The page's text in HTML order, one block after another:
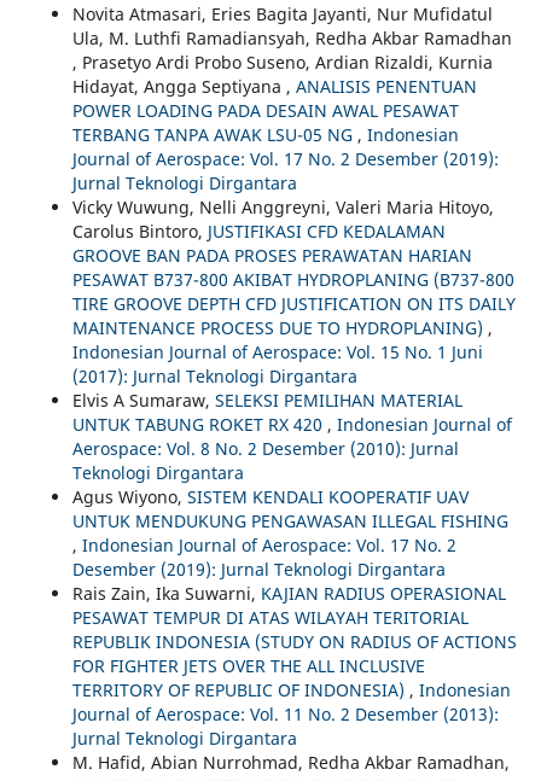
Novita Atmasari, Eries Bagita Jayanti, Nur Mufidatul
Ula, M. Luthfi Ramadiansyah, Redha Akbar Ramadhan
, Prasetyo Ardi Probo Suseno, Ardian Rizaldi, Kurnia
Hidayat, Angga Septiyana , ANALISIS PENENTUAN
POWER LOADING PADA DESAIN AWAL PESAWAT
TERBANG TANPA AWAK LSU-05 NG , Indonesian
Journal of Aerospace: Vol. 17 No. 2 Desember (2019):
Jurnal Teknologi Dirgantara
Vicky Wuwung, Nelli Anggreyni, Valeri Maria Hitoyo,
Carolus Bintoro, JUSTIFIKASI CFD KEDALAMAN
GROOVE BAN PADA PROSES PERAWATAN HARIAN
PESAWAT B737-800 AKIBAT HYDROPLANING (B737-800
TIRE GROOVE DEPTH CFD JUSTIFICATION ON ITS DAILY
MAINTENANCE PROCESS DUE TO HYDROPLANING) ,
Indonesian Journal of Aerospace: Vol. 15 No. 1 Juni
(2017): Jurnal Teknologi Dirgantara
Elvis A Sumaraw, SELEKSI PEMILIHAN MATERIAL
UNTUK TABUNG ROKET RX 420 , Indonesian Journal of
Aerospace: Vol. 8 No. 2 Desember (2010): Jurnal
Teknologi Dirgantara
Agus Wiyono, SISTEM KENDALI KOOPERATIF UAV
UNTUK MENDUKUNG PENGAWASAN ILLEGAL FISHING
, Indonesian Journal of Aerospace: Vol. 17 No. 2
Desember (2019): Jurnal Teknologi Dirgantara
Rais Zain, Ika Suwarni, KAJIAN RADIUS OPERASIONAL
PESAWAT TEMPUR DI ATAS WILAYAH TERITORIAL
REPUBLIK INDONESIA (STUDY ON RADIUS OF ACTIONS
FOR FIGHTER JETS OVER THE ALL INCLUSIVE
TERRITORY OF REPUBLIC OF INDONESIA) , Indonesian
Journal of Aerospace: Vol. 11 No. 2 Desember (2013):
Jurnal Teknologi Dirgantara
M. Hafid, Abian Nurrohmad, Redha Akbar Ramadhan,